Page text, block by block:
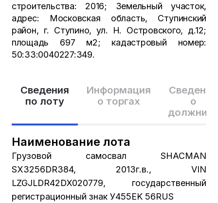
Сведения
по лоту
Информация
о торгах
Сведения
о
Наименование лота
Грузовой самосвал SHACMAN
SX3256DR384, 2013г.в., VIN
LZGJLDR42DX020779, государственный
регистрационный знак У455EK 56RUS
строительства: 2016; Земельный участок,
адрес: Московская область, Ступинский
район, г. Ступино, ул. Н. Островского, д.12;
площадь 697 м2; кадастровый номер:
50:33:0040227:349.